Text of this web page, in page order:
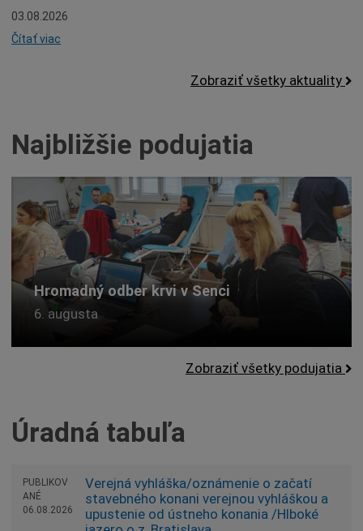
03.08.2026
Čítať viac
Zobraziť všetky aktuality
Najbližšie podujatia
Hromadný odber krvi v Senci
6. augusta
Zobraziť všetky podujatia
Úradná tabuľa
PUBLIKOV
ANÉ
06.08.2026
Verejná vyhláška/oznámenie o začatí
stavebného konani verejnou vyhláškou a
upustenie od ústneho konania /Hlboké